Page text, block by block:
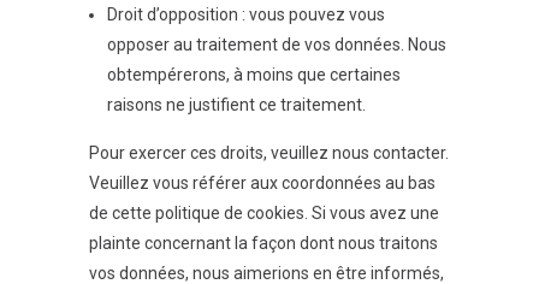
Droit d’opposition : vous pouvez vous
opposer au traitement de vos données. Nous
obtempérerons, à moins que certaines
raisons ne justifient ce traitement.
Pour exercer ces droits, veuillez nous contacter.
Veuillez vous référer aux coordonnées au bas
de cette politique de cookies. Si vous avez une
plainte concernant la façon dont nous traitons
vos données, nous aimerions en être informés,